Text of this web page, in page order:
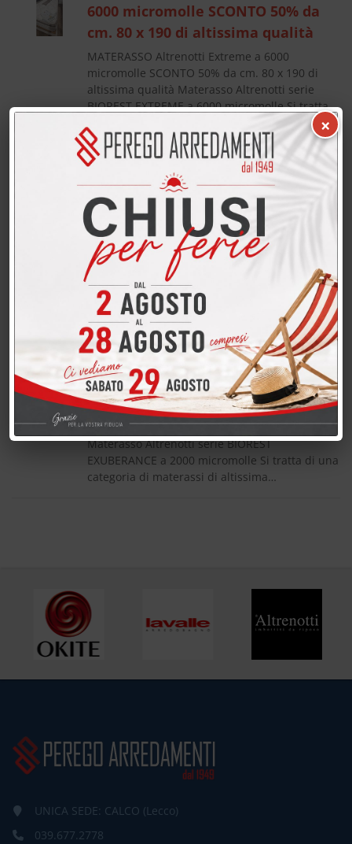
6000 micromolle SCONTO 50% da
cm. 80 x 190 di altissima qualità
MATERASSO Altrenotti Extreme a 6000
micromolle SCONTO 50% da cm. 80 x 190 di
altissima qualità Materasso Altrenotti serie
BIOREST EXTREME a 6000 micromolle Si tratta
MATERASSO Altrenotti Infinity a
10.000 micromolle SCONTO 55% da
cm. 80 x 190 di altissima qualità
MATERASSO Altrenotti Infinity a 10.000
micromolle SCONTO 55% da cm. 80 x 190 di
altissima qualità Materasso Altrenotti serie
BIOREST Infinity a 10.000 micromolle Si tratta di
una categoria di…
MATERASSO Altrenotti Exuberance
a 2000 micromolle SCONTO 50% da
cm. 80 x 190
MATERASSO Altrenotti Exuberance a 2000
micromolle SCONTO 50% da cm. 80 x 190
Materasso Altrenotti serie BIOREST
EXUBERANCE a 2000 micromolle Si tratta di una
categoria di materassi di altissima…
UNICA SEDE: CALCO (Lecco)
039.677.2778
×